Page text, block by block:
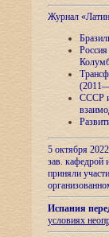
Журнал
СССР и
5 октября
зав.
приняли
Испания
условиях